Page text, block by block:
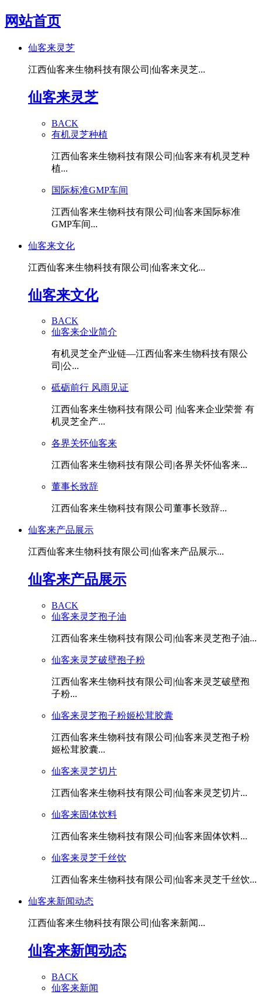
网站首页
仙客来灵芝
江西仙客来生物科技有限公司|仙客来灵芝...
仙客来灵芝
BACK
有机灵芝种植
江西仙客来生物科技有限公司|仙客来有机灵芝种
植...
国际标准GMP车间
江西仙客来生物科技有限公司|仙客来国际标准
GMP车间...
仙客来文化
江西仙客来生物科技有限公司|仙客来文化...
仙客来文化
BACK
仙客来企业简介
有机灵芝全产业链—江西仙客来生物科技有限公
司|公...
砥砺前行 风雨见证
江西仙客来生物科技有限公司 |仙客来企业荣誉 有
机灵芝全产...
各界关怀仙客来
江西仙客来生物科技有限公司|各界关怀仙客来...
董事长致辞
江西仙客来生物科技有限公司董事长致辞...
仙客来产品展示
江西仙客来生物科技有限公司|仙客来产品展示...
仙客来产品展示
BACK
仙客来灵芝孢子油
江西仙客来生物科技有限公司|仙客来灵芝孢子油...
仙客来灵芝破壁孢子粉
江西仙客来生物科技有限公司|仙客来灵芝破壁孢
子粉...
仙客来灵芝孢子粉姬松茸胶囊
江西仙客来生物科技有限公司|仙客来灵芝孢子粉
姬松茸胶囊...
仙客来灵芝切片
江西仙客来生物科技有限公司|仙客来灵芝切片...
仙客来固体饮料
江西仙客来生物科技有限公司|仙客来固体饮料...
仙客来灵芝千丝饮
江西仙客来生物科技有限公司|仙客来灵芝千丝饮...
仙客来新闻动态
江西仙客来生物科技有限公司|仙客来新闻...
仙客来新闻动态
BACK
仙客来新闻